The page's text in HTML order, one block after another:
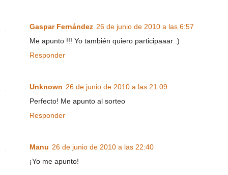
Gaspar Fernández 26 de junio de 2010 a las 6:57
Me apunto !!! Yo también quiero participaaar :)
Responder
Unknown 26 de junio de 2010 a las 21:09
Perfecto! Me apunto al sorteo
Responder
Manu 26 de junio de 2010 a las 22:40
¡Yo me apunto!